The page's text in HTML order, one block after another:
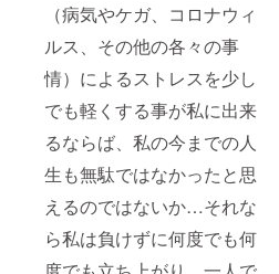
（病気やケガ、コロナウィ
ルス、その他の各々の事
情）によるストレスを少し
でも軽くする事が私に出来
るならば、私の今までの人
生も無駄ではなかったと思
えるのではないか…それな
ら私は負けずに何度でも何